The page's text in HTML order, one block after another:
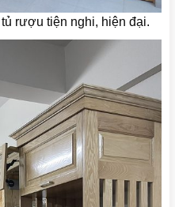
rượu tiện nghi, hiện đại.